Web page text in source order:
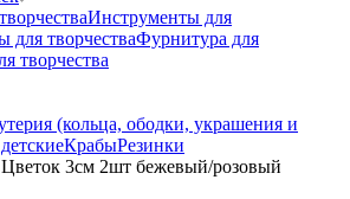
Инструменты для
для творчестваФурнитура для
творчества
(кольца, ободки, украшения и
КрабыРезинки
Цветок 3см 2шт бежевый/розовый